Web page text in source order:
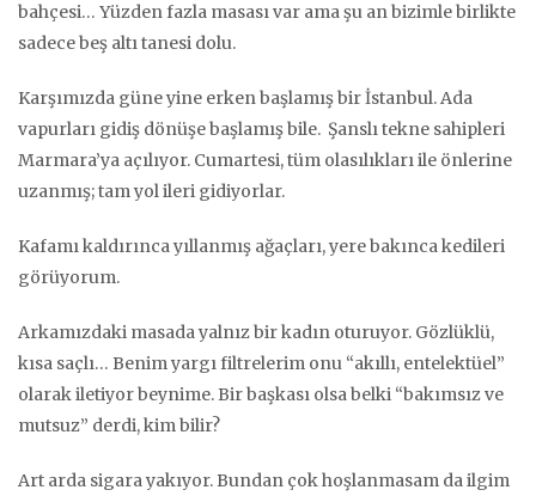
bahçesi… Yüzden fazla masası var ama şu an bizimle birlikte
sadece beş altı tanesi dolu.
Karşımızda güne yine erken başlamış bir İstanbul. Ada
vapurları gidiş dönüşe başlamış bile. Şanslı tekne sahipleri
Marmara’ya açılıyor. Cumartesi, tüm olasılıkları ile önlerine
uzanmış; tam yol ileri gidiyorlar.
Kafamı kaldırınca yıllanmış ağaçları, yere bakınca kedileri
görüyorum.
Arkamızdaki masada yalnız bir kadın oturuyor. Gözlüklü,
kısa saçlı… Benim yargı filtrelerim onu “akıllı, entelektüel”
olarak iletiyor beynime. Bir başkası olsa belki “bakımsız ve
mutsuz” derdi, kim bilir?
Art arda sigara yakıyor. Bundan çok hoşlanmasam da ilgim